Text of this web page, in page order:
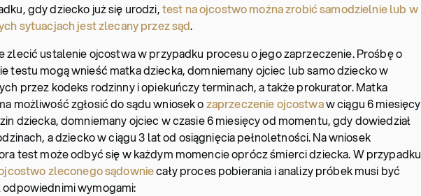
gdy dziecko już się urodzi,test na ojcostwo można zrobić samodzielnie lub w
sytuacjach jest zlecany przez sąd.
zlecić ustalenie ojcostwa w przypadku procesu o jego zaprzeczenie. Prośbę o
testu mogą wnieść matka dziecka, domniemany ojciec lub samo dziecko w
przez kodeks rodzinny i opiekuńczy terminach, a także prokurator. Matka
możliwość zgłosić do sądu wniosek ozaprzeczenie ojcostwaw ciągu 6 miesięcy
dziecka, domniemany ojciec w czasie 6 miesięcy od momentu, gdy dowiedział
a dziecko w ciągu 3 lat od osiągnięcia pełnoletności. Na wniosek
test może odbyć się w każdym momencie oprócz śmierci dziecka. W przypadku
zleconego sądowniecały proces pobierania i analizy próbek musi być
odpowiednimi wymogami: